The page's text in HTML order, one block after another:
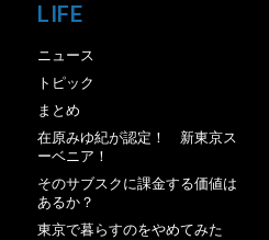
LIFE
ニュース
トピック
まとめ
在原みゆ紀が認定！ 新東京ス
ーベニア！
そのサブスクに課金する価値は
あるか？
東京で暮らすのをやめてみた